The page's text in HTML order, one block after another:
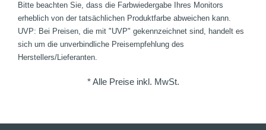
Bitte beachten Sie, dass die Farbwiedergabe Ihres Monitors
erheblich von der tatsächlichen Produktfarbe abweichen kann.
UVP: Bei Preisen, die mit "UVP" gekennzeichnet sind, handelt es
sich um die unverbindliche Preisempfehlung des
Herstellers/Lieferanten.
* Alle Preise inkl. MwSt.